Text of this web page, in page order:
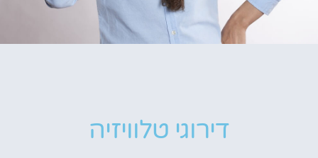
דירוגי טלוויזיה